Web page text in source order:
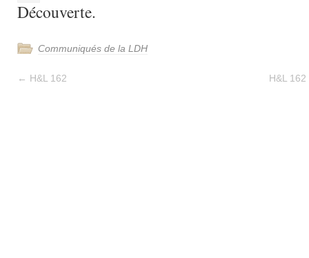
Découverte.
Communiqués de la LDH
← H&L 162 H&L